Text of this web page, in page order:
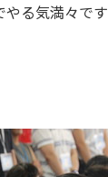
やる気満々です